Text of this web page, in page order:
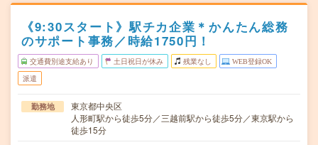
《9:30スタート》駅チカ企業＊かんたん総務
のサポート事務／時給1750円！
交通費別途支給あり 土日祝日が休み 残業なし WEB登録OK
派遣
勤務地
東京都中央区
人形町駅から徒歩5分／三越前駅から徒歩5分／東京駅から
徒歩15分